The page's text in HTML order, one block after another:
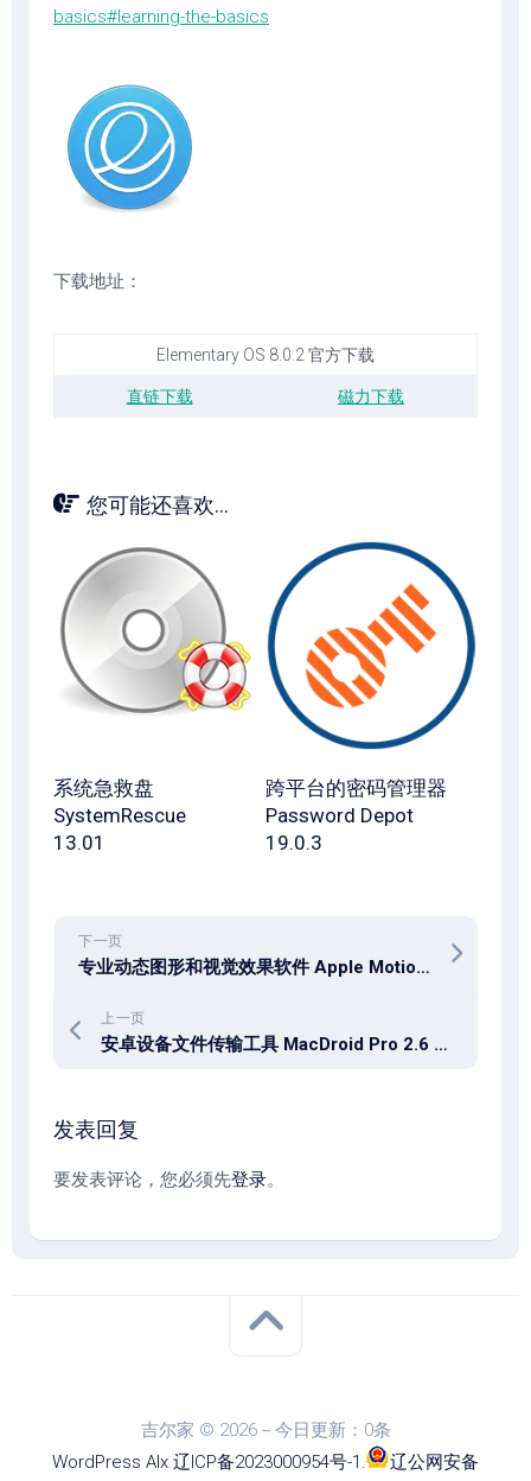
basics#learning-the-basics
下载地址：
Elementary OS 8.0.2 官方下载
直链下载 磁力下载
您可能还喜欢...
系统急救盘
SystemRescue
13.01
跨平台的密码管理器
Password Depot
19.0.3
下一页
专业动态图形和视觉效果软件 Apple Motion 5.11.0 for mac
上一页
安卓设备文件传输工具 MacDroid Pro 2.6 macOS
发表回复
要发表评论，您必须先登录。
吉尔家 © 2026－今日更新：0条
WordPress Alx.辽ICP备2023000954号-1 .
辽公网安备